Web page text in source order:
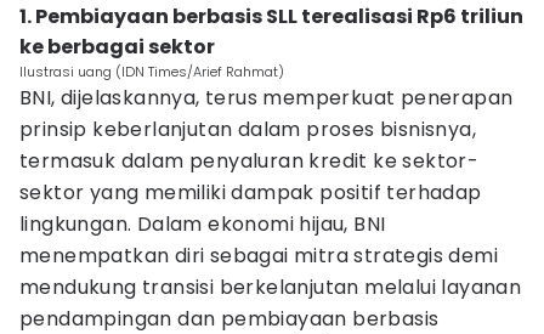
1. Pembiayaan berbasis SLL terealisasi Rp6 triliun
ke berbagai sektor
Ilustrasi uang (IDN Times/Arief Rahmat)
BNI, dijelaskannya, terus memperkuat penerapan
prinsip keberlanjutan dalam proses bisnisnya,
termasuk dalam penyaluran kredit ke sektor-
sektor yang memiliki dampak positif terhadap
lingkungan. Dalam ekonomi hijau, BNI
menempatkan diri sebagai mitra strategis demi
mendukung transisi berkelanjutan melalui layanan
pendampingan dan pembiayaan berbasis